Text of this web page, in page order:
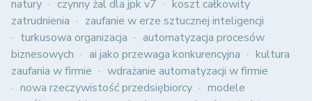
natury
czynny żal dla jpk v7
koszt całkowity
zatrudnienia
zaufanie w erze sztucznej inteligencji
turkusowa organizacja
automatyzacja procesów
biznesowych
ai jako przewaga konkurencyjna
kultura
zaufania w firmie
wdrażanie automatyzacji w firmie
nowa rzeczywistość przedsiębiorcy
modele